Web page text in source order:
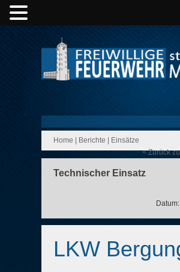
Home Berichte
Einsätze
< Zurück
Technischer Einsatz
LKW